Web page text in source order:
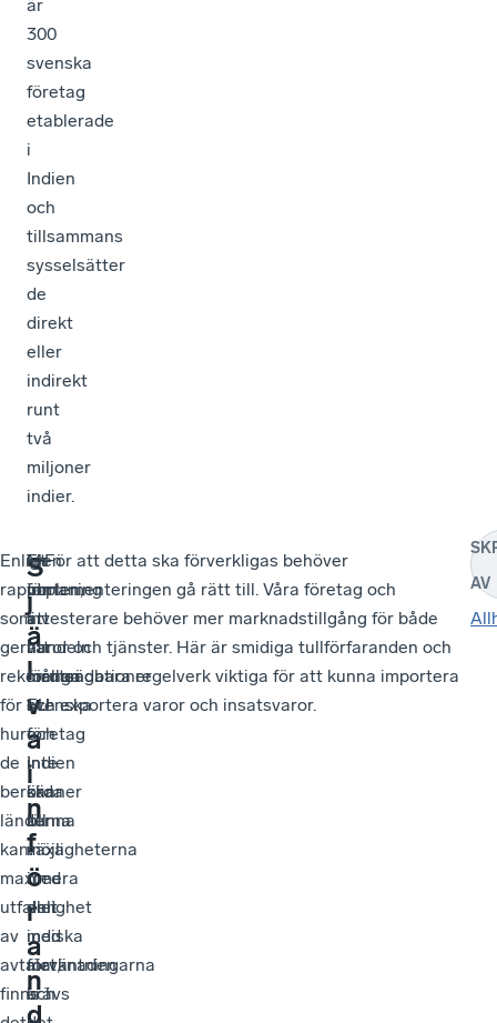
är
300
svenska
företag
etablerade
i
Indien
och
tillsammans
sysselsätter
de
direkt
eller
indirekt
runt
två
miljoner
indier.
Enligt
rapporten,
som
ger
rekommendationer
för
hur
de
berörda
länderna
kan
maximera
utfallet
av
avtalet,
finns
S
j
ä
l
v
a
i
n
f
ö
r
a
n
d
En
utmaning
är
att
många
svenska
företag
inte
känner
till
möjligheterna
med
den
indiska
marknaden
och
Men
för
att
handeln
mellan
EU
och
Indien
ska
kunna
växa
i
enlighet
med
förväntningarna
krävs
– För att detta ska förverkligas behöver
implementeringen gå rätt till. Våra företag och
investerare behöver mer marknadstillgång för både
varor och tjänster. Här är smidiga tullförfaranden och
förutsägbara regelverk viktiga för att kunna importera
och exportera varor och insatsvaror.
AV